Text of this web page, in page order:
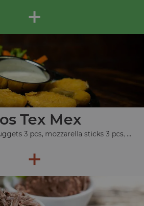
+
Tex Mex
3 pcs, mozzarella sticks 3 pcs, ...
+